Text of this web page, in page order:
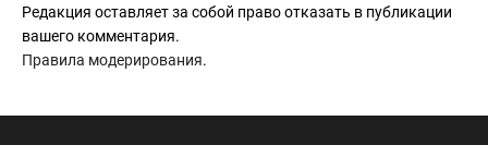
Редакция оставляет за собой право отказать в публикации
вашего комментария.
Правила модерирования.